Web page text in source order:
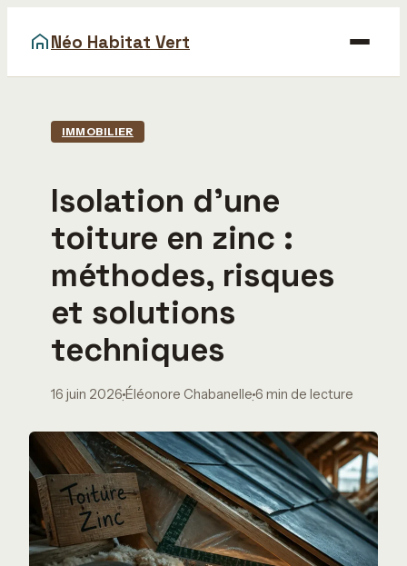
Néo Habitat Vert
Maison
Déco
Gastronomie
Immobilier
IMMOBILIER
Isolation d’une
toiture en zinc :
méthodes, risques
et solutions
techniques
16 juin 2026·Éléonore Chabanelle·6 min de lecture